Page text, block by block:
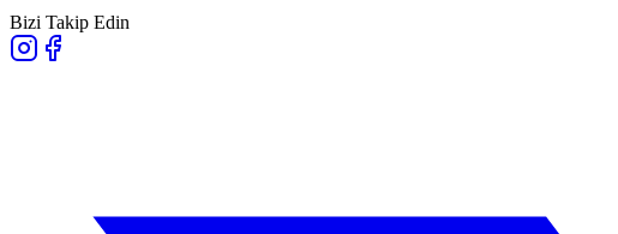
Bizi Takip Edin